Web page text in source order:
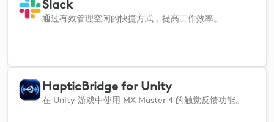
Slack
通过有效管理空闲的快捷方式，提高工作效率。
HapticBridge for Unity
在 Unity 游戏中使用 MX Master 4 的触觉反馈功能。